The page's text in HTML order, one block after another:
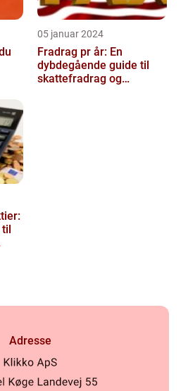
05 januar 2024
Fradrag pr år: En
dybdegående guide til
skattefradrag og
til
Adresse